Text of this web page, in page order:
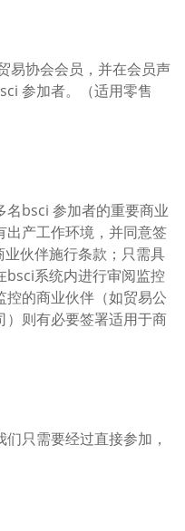
易协会会员，并在会员声
参加者。（适用零售
名bsci 参加者的重要商业
出产工作环境，并同意签
伙伴施行条款；只需具
bsci系统内进行审阅监控
控的商业伙伴（如贸易公
）则有必要签署适用于商
只需要经过直接参加，